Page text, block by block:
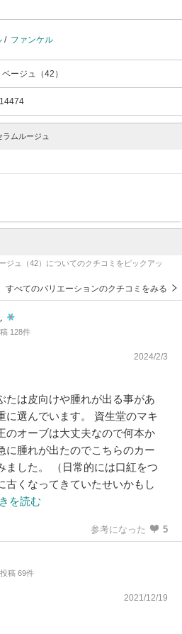
/ ファンケル
ージュ（42）
ラムルージュ
ジュ（42）についてのクチコミをピックアッ
すべてのバリエーションのクチコミをみる
128件
2024/2/3
たは皮向けや腫れが出る事があ
に選んでいます。 資生堂のマキ
のオーブは大丈夫なので何本か
に腫れが出たのでこちらのカー
ました。 （日常的には口紅をつ
古くなってきていたせいかもし
を読む
参考になった 5
稿 69件
2021/12/19